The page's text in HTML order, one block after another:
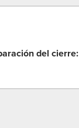
del cierre: